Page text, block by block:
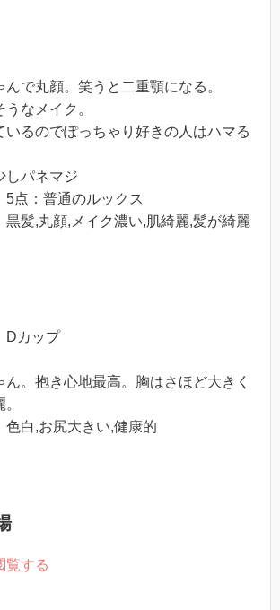
で丸顔。笑うと二重顎になる。
なメイク。
いるのでぽっちゃり好きの人はハマる
しパネマジ
5点：普通のルックス
黒髪,丸顔,メイク濃い,肌綺麗,髪が綺麗
カップ
ん。抱き心地最高。胸はさほど大きく
色白,お尻大きい,健康的
覧する